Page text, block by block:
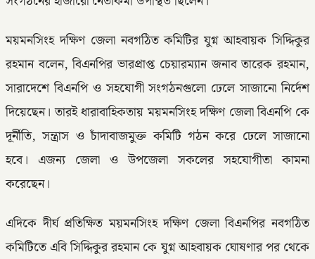
ময়মনসিংহ দক্ষিণ জেলা নবগঠিত কমিটির যুগ্ন আহবায়ক সিদ্দিকুর
রহমান বলেন, বিএনপির ভারপ্রাপ্ত চেয়ারম্যান জনাব তারেক রহমান,
সারাদেশে বিএনপি ও সহযোগী সংগঠনগুলো ঢেলে সাজানো নির্দেশ
দিয়েছেন। তারই ধারাবাহিকতায় ময়মনসিংহ দক্ষিণ জেলা বিএনপি কে
দূর্নীতি, সন্ত্রাস ও চাঁদাবাজমুক্ত কমিটি গঠন করে ঢেলে সাজানো
হবে। এজন্য জেলা ও উপজেলা সকলের সহযোগীতা কামনা
করেছেন।
এদিকে দীর্ঘ প্রতিক্ষিত ময়মনসিংহ দক্ষিণ জেলা বিএনপির নবগঠিত
কমিটিতে এবি সিদ্দিকুর রহমান কে যুগ্ন আহবায়ক ঘোষণার পর থেকে